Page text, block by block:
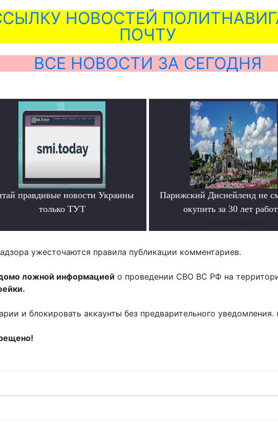
НОВОСТЕЙ
ПОЧТУ
ВСЕ НОВОСТИ ЗА СЕГОДНЯ
правдивые новости Украины
только ТУТ
Парижский Диснейленд не
окупить за 30 лет
ужесточаются правила публикации комментариев.
ложной информацией о проведении СВО ВС РФ на
и блокировать аккаунты без предварительного уведомления.